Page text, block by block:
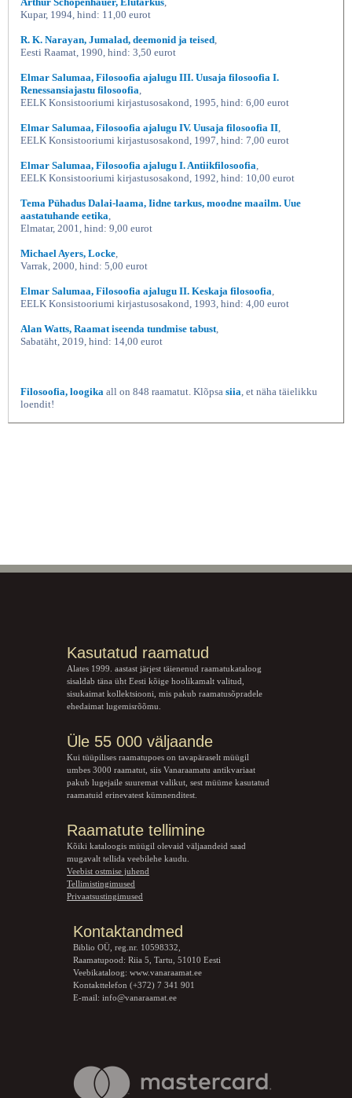
Kupar, 1994, hind: 11,00 eurot
R. K. Narayan, Jumalad, deemonid ja teised,
Eesti Raamat, 1990, hind: 3,50 eurot
Elmar Salumaa, Filosoofia ajalugu III. Uusaja filosoofia I.
Renessansiajastu filosoofia,
EELK Konsistooriumi kirjastusosakond, 1995, hind: 6,00 eurot
Elmar Salumaa, Filosoofia ajalugu IV. Uusaja filosoofia II,
EELK Konsistooriumi kirjastusosakond, 1997, hind: 7,00 eurot
Elmar Salumaa, Filosoofia ajalugu I. Antiikfilosoofia,
EELK Konsistooriumi kirjastusosakond, 1992, hind: 10,00 eurot
Tema Pühadus Dalai-laama, Iidne tarkus, moodne maailm. Uue
aastatuhande eetika,
Elmatar, 2001, hind: 9,00 eurot
Michael Ayers, Locke,
Varrak, 2000, hind: 5,00 eurot
Elmar Salumaa, Filosoofia ajalugu II. Keskaja filosoofia,
EELK Konsistooriumi kirjastusosakond, 1993, hind: 4,00 eurot
Alan Watts, Raamat iseenda tundmise tabust,
Sabatäht, 2019, hind: 14,00 eurot
Filosoofia, loogika all on 848 raamatut. Klõpsa siia, et näha täielikku
loendit!
Kasutatud raamatud
Alates 1999. aastast järjest täienenud raamatukataloog
sisaldab täna üht Eesti kõige hoolikamalt valitud,
sisukaimat kollektsiooni, mis pakub raamatusõpradele
ehedaimat lugemisrõõmu.
Üle 55 000 väljaande
Kui tüüpilises raamatupoes on tavapäraselt müügil
umbes 3000 raamatut, siis Vanaraamatu antikvariaat
pakub lugejaile suuremat valikut, sest müüme kasutatud
raamatuid erinevatest kümnenditest.
Raamatute tellimine
Kõiki kataloogis müügil olevaid väljaandeid saad
mugavalt tellida veebilehe kaudu.
Veebist ostmise juhend
Tellimistingimused
Privaatsustingimused
Kontaktandmed
Biblio OÜ, reg.nr. 10598332,
Raamatupood: Riia 5, Tartu, 51010 Eesti
Veebikataloog: www.vanaraamat.ee
Kontakttelefon (+372) 7 341 901
E-mail: info@vanaraamat.ee